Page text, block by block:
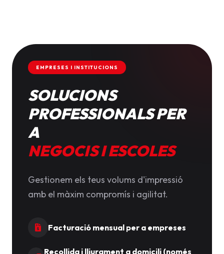
EMPRESES I INSTITUCIONS
SOLUCIONS
PROFESSIONALS PER
A
NEGOCIS I ESCOLES
Gestionem els teus volums d'impressió
amb el màxim compromís i agilitat.
Facturació mensual per a empreses
Recollida i lliurament a domicili (només